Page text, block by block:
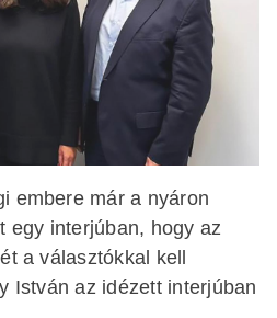
embere már a nyáron
egy interjúban, hogy az
a választókkal kell
István az idézett interjúban